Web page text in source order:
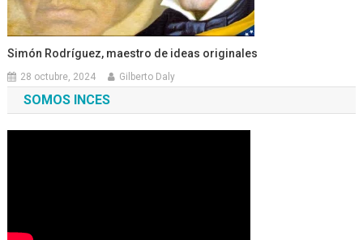
Simón Rodríguez, maestro de ideas originales
28 octubre, 2024 Gilberto Daly
SOMOS INCES